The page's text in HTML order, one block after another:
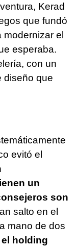
Kerad
que fundó
modernizar el
esperaba.
con un
diseño que
evitó el
un
son
salto en el
mano de dos
holding